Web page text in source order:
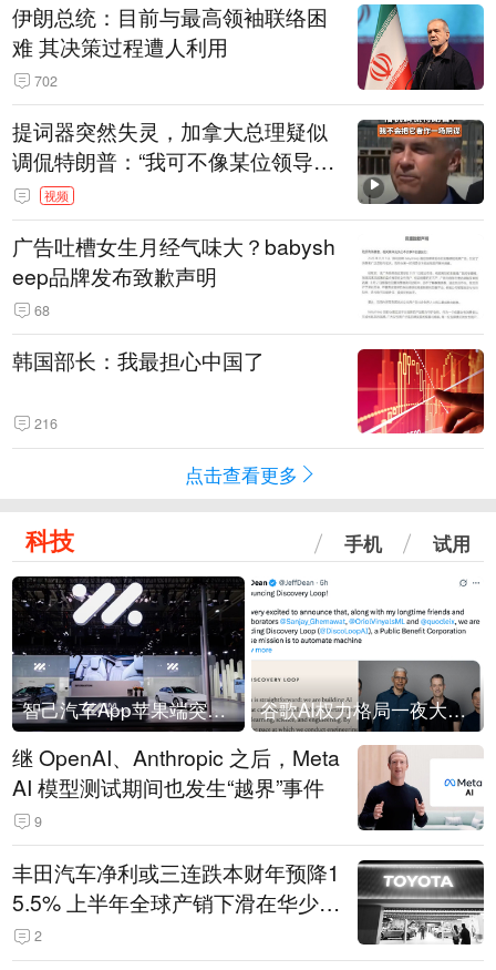
伊朗总统：目前与最高领袖联络困
难 其决策过程遭人利用
702
提词器突然失灵，加拿大总理疑似
调侃特朗普：“我可不像某位领导
人，把这当成一场阴谋”，全场哄笑
视频
广告吐槽女生月经气味大？babysh
eep品牌发布致歉声明
68
韩国部长：我最担心中国了
216
点击查看更多
科技 手机 试用
智己汽车App苹果端突然“下架” 谷歌AI权力格局一夜大洗牌
继 OpenAI、Anthropic 之后，Meta
AI 模型测试期间也发生“越界”事件
9
丰田汽车净利或三连跌本财年预降1
5.5% 上半年全球产销下滑在华少卖
14.3万辆
2